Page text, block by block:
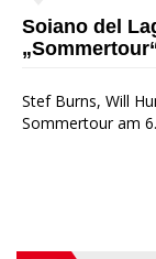
Soiano del
Stef Burns, Will
Sommertour am